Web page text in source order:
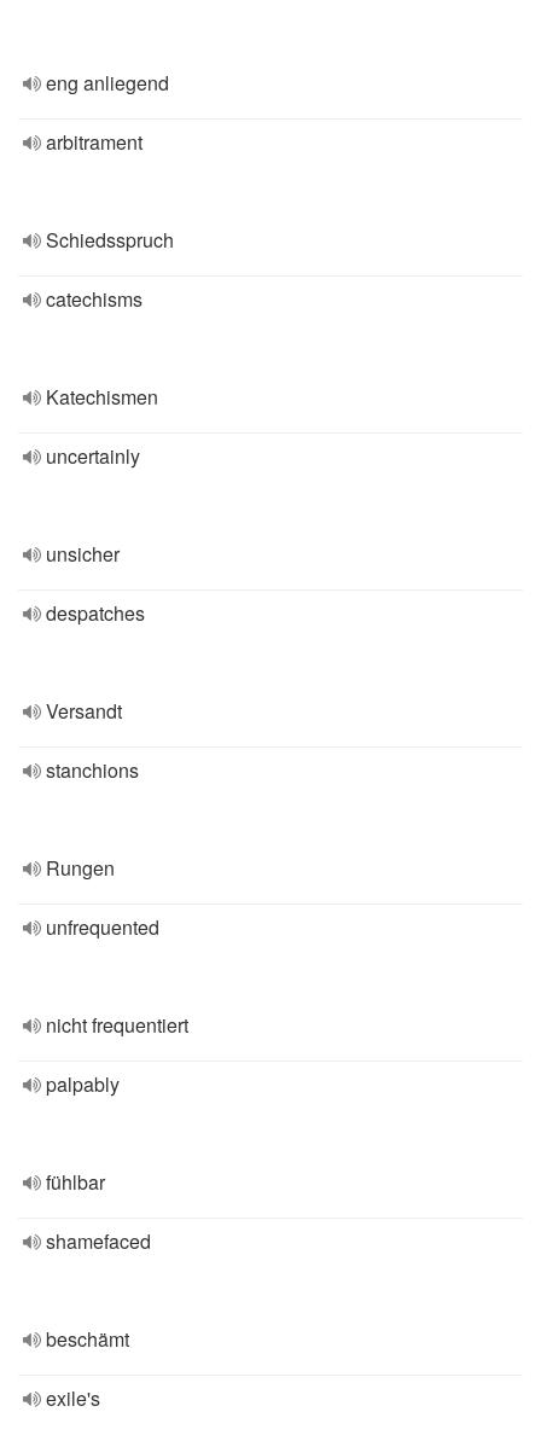
eng anliegend
arbitrament
Schiedsspruch
catechisms
Katechismen
uncertainly
unsicher
despatches
Versandt
stanchions
Rungen
unfrequented
nicht frequentiert
palpably
fühlbar
shamefaced
beschämt
exile's